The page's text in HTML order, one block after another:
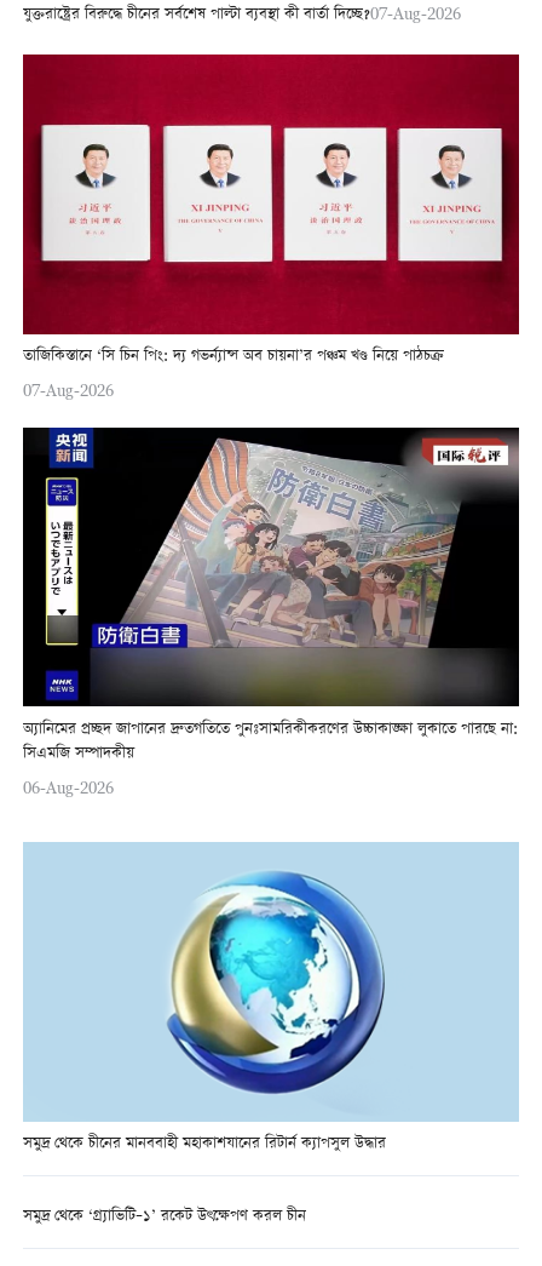
যুক্তরাষ্ট্রের বিরুদ্ধে চীনের সর্বশেষ পাল্টা ব্যবস্থা কী বার্তা দিচ্ছে?07-Aug-2026
তাজিকিস্তানে ‘সি চিন পিং: দ্য গভর্ন্যান্স অব চায়না’র পঞ্চম খণ্ড নিয়ে পাঠচক্র
07-Aug-2026
অ্যানিমের প্রচ্ছদ জাপানের দ্রুতগতিতে পুনঃসামরিকীকরণের উচ্চাকাঙ্ক্ষা লুকাতে পারছে না:
সিএমজি সম্পাদকীয়
06-Aug-2026
সমুদ্র থেকে চীনের মানববাহী মহাকাশযানের রিটার্ন ক্যাপসুল উদ্ধার
সমুদ্র থেকে ‘গ্র্যাভিটি–১’ রকেট উৎক্ষেপণ করল চীন